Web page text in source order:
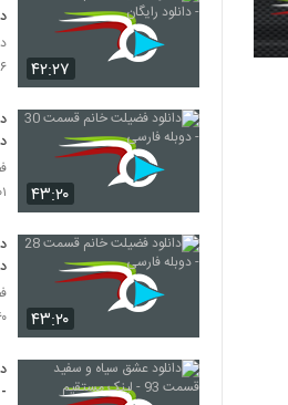
۴۲:۲۷
۴۳:۲۰
۴۳:۲۰